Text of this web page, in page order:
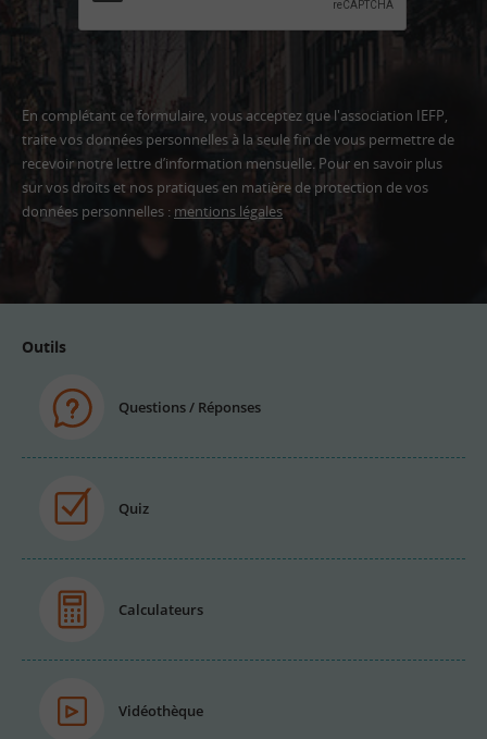
En complétant ce formulaire, vous acceptez que l'association IEFP,
traite vos données personnelles à la seule fin de vous permettre de
recevoir notre lettre d’information mensuelle. Pour en savoir plus
sur vos droits et nos pratiques en matière de protection de vos
données personnelles : mentions légales
Outils
Questions / Réponses
Quiz
Calculateurs
Vidéothèque